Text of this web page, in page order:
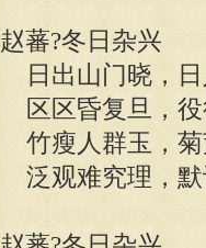
赵蕃?冬日杂兴
日出山门晓，日
区区昏复旦，役
竹瘦人群玉，菊
泛观难究理，默